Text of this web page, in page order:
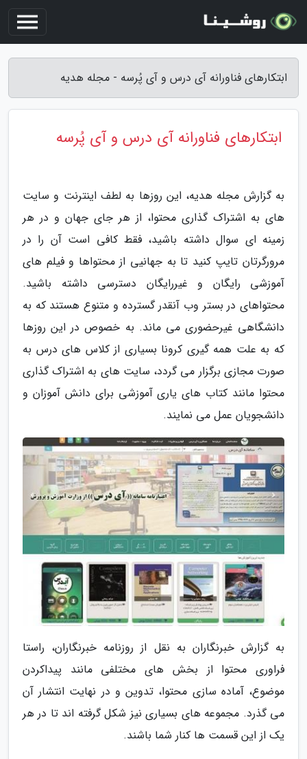
ابتکارهای فناورانه آی درس و آی پُرسه - مجله هدیه
ابتکارهای فناورانه آی درس و آی پُرسه
به گزارش مجله هدیه، این روزها به لطف اینترنت و سایت
های به اشتراک گذاری محتوا، از هر جای جهان و در هر
زمینه ای سوال داشته باشید، فقط کافی است آن را در
مرورگرتان تایپ کنید تا به جهانیی از محتواها و فیلم های
آموزشی رایگان و غیررایگان دسترسی داشته باشید.
محتواهای در بستر وب آنقدر گسترده و متنوع هستند که به
دانشگاهی غیرحضوری می ماند. به خصوص در این روزها
که به علت همه گیری کرونا بسیاری از کلاس های درس به
صورت مجازی برگزار می گردد، سایت های به اشتراک گذاری
محتوا مانند کتاب های یاری آموزشی برای دانش آموزان و
دانشجویان عمل می نمایند.
به گزارش خبرنگاران به نقل از روزنامه خبرنگاران، راستا
فراوری محتوا از بخش های مختلفی مانند پیداکردن
موضوع، آماده سازی محتوا، تدوین و در نهایت انتشار آن
می گذرد. مجموعه های بسیاری نیز شکل گرفته اند تا در هر
یک از این قسمت ها کنار شما باشند.